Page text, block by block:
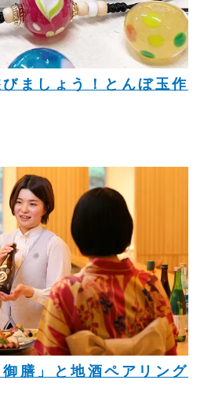
ましょう！とんぼ玉作
膳」と地酒ペアリング